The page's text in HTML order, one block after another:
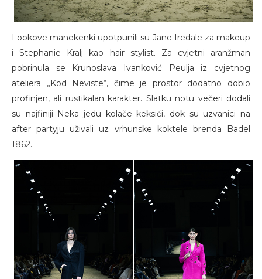
Lookove manekenki upotpunili su Jane Iredale za makeup
i Stephanie Kralj kao hair stylist. Za cvjetni aranžman
pobrinula se Krunoslava Ivanković Peulja iz cvjetnog
ateliera „Kod Neviste“, čime je prostor dodatno dobio
profinjen, ali rustikalan karakter. Slatku notu večeri dodali
su najfiniji Neka jedu kolače keksići, dok su uzvanici na
after partyju uživali uz vrhunske koktele brenda Badel
1862.